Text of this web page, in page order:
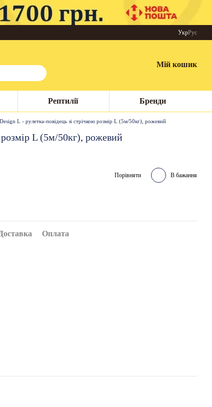
УкрРус
Мій кошик
Рептилії Бренди
L - рулетка-повідець зі стрічкою розмір L (5м/50кг), рожевий
L (5м/50кг), рожевий
Порівняти В бажання
Оплата